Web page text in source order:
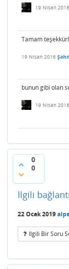
19 Nisan 2016
Tamam
19 Nisan 2016
bunun gibi olan
19 Nisan 2016
0
0
İlgili bağlantı
22 Ocak 2019
Ilgili Bir Soru